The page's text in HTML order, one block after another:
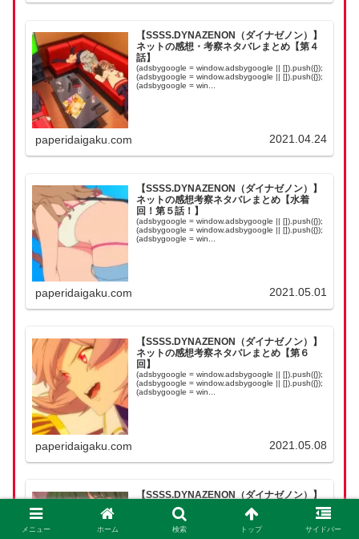
【SSSS.DYNAZENON（ダイナゼノン）】
ネットの感想・考察ネタバレまとめ【第４
話】
(adsbygoogle = window.adsbygoogle || []).push({});
(adsbygoogle = window.adsbygoogle || []).push({});
(adsbygoogle = win...
paperidaigaku.com 2021.04.24
【SSSS.DYNAZENON（ダイナゼノン）】
ネットの感想考察ネタバレまとめ【水着
回！第５話！】
(adsbygoogle = window.adsbygoogle || []).push({});
(adsbygoogle = window.adsbygoogle || []).push({});
(adsbygoogle = win...
paperidaigaku.com 2021.05.01
【SSSS.DYNAZENON（ダイナゼノン）】
ネットの感想考察ネタバレまとめ【第６
回】
(adsbygoogle = window.adsbygoogle || []).push({});
(adsbygoogle = window.adsbygoogle || []).push({});
(adsbygoogle = win...
paperidaigaku.com 2021.05.08
【SSSS.DYNAZENON（ダイナゼノン）】
二代目ちゃんかわいい！ネットの考察ネタ
バレ感想まとめ【第７回】
(adsbygoogle = window.adsbygoogle || []).push({});
メニュー ホーム 検索 トップ サイドバー